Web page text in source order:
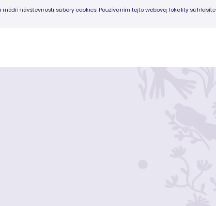
návštevnosti súbory cookies. Používaním tejto webovej lokality